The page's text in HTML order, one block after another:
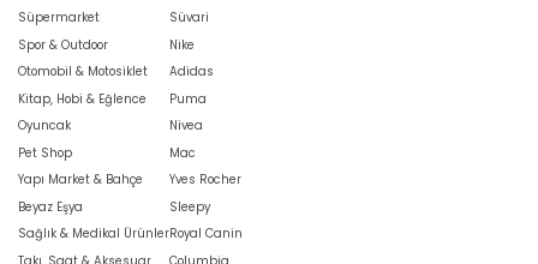
Süpermarket
Spor & Outdoor
Otomobil & Motosiklet
Kitap, Hobi & Eğlence
Oyuncak
Pet Shop
Yapı Market & Bahçe
Beyaz Eşya
Sağlık & Medikal Ürünler
Takı, Saat & Aksesuar
Süvari
Nike
Adidas
Puma
Nivea
Mac
Yves Rocher
Sleepy
Royal Canin
Columbia